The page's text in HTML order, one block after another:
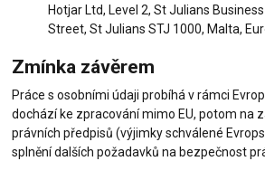
Hotjar Ltd, Level 2, St Julians
Street, St Julians STJ 1000, Malta,
Zmínka závěrem
Práce s osobními údaji probíhá v rámci
dochází ke zpracování mimo EU, potom na
právních předpisů (výjimky schválené
splnění dalších požadavků na bezpečnost